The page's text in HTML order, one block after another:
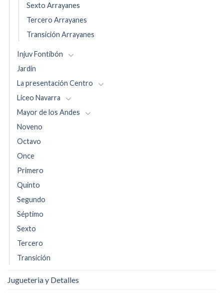
Sexto Arrayanes
Tercero Arrayanes
Transición Arrayanes
Injuv Fontibón
Jardín
La presentación Centro
Liceo Navarra
Mayor de los Andes
Noveno
Octavo
Once
Primero
Quinto
Segundo
Séptimo
Sexto
Tercero
Transición
Jugueteria y Detalles